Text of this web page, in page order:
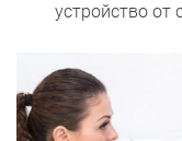
устройство от